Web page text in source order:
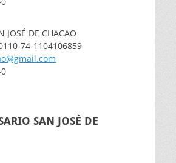
JOSÉ DE CHACAO
74-1104106859
SAN JOSÉ DE